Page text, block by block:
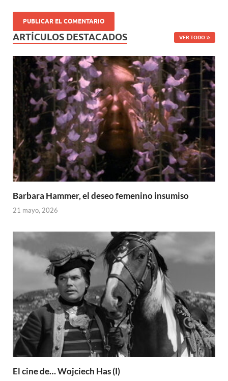
ARTÍCULOS DESTACADOS VER TODO
Barbara Hammer, el deseo femenino insumiso
21 mayo, 2026
El cine de… Wojciech Has (I)